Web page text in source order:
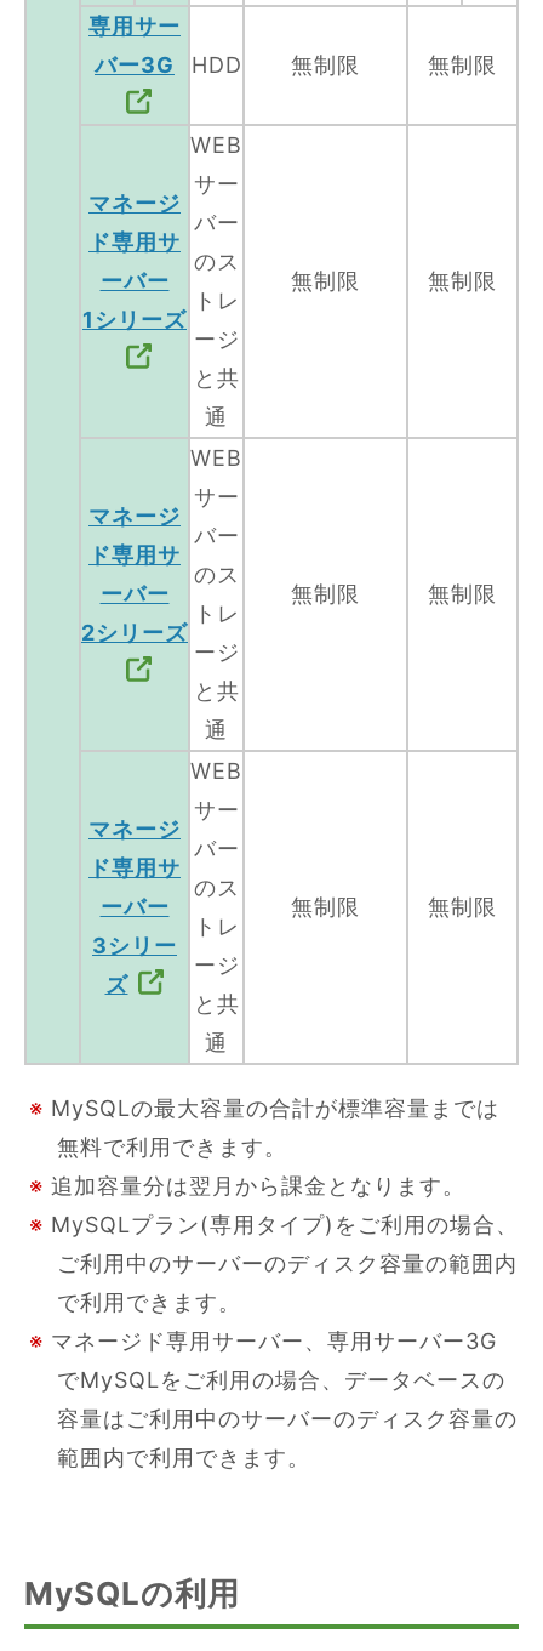
専用サー
バー3G
HDD 無制限 無制限
マネージ
ド専用サ
ーバー
1シリーズ
WEB
サー
バー
のス
トレ
ージ
と共
通
無制限 無制限
マネージ
ド専用サ
ーバー
2シリーズ
WEB
サー
バー
のス
トレ
ージ
と共
通
無制限 無制限
マネージ
ド専用サ
ーバー
3シリー
ズ
WEB
サー
バー
のス
トレ
ージ
と共
通
無制限 無制限
※ MySQLの最大容量の合計が標準容量までは
無料で利用できます。
※ 追加容量分は翌月から課金となります。
※ MySQLプラン(専用タイプ)をご利用の場合、
ご利用中のサーバーのディスク容量の範囲内
で利用できます。
※ マネージド専用サーバー、専用サーバー3G
でMySQLをご利用の場合、データベースの
容量はご利用中のサーバーのディスク容量の
範囲内で利用できます。
MySQLの利用